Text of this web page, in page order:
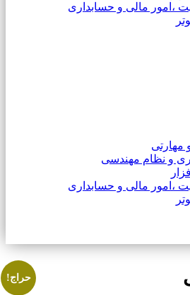
،امور مالی و حسابداری
مهارتی
و نظام مهندسی
،امور مالی و حسابداری
حراج!